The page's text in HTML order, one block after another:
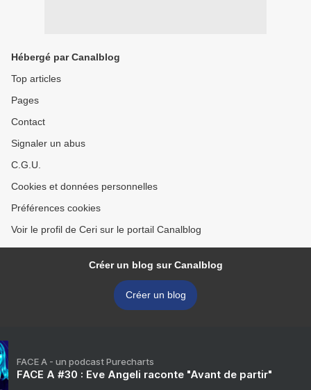
Hébergé par Canalblog
Top articles
Pages
Contact
Signaler un abus
C.G.U.
Cookies et données personnelles
Préférences cookies
Voir le profil de Ceri sur le portail Canalblog
Créer un blog sur Canalblog
Créer un blog
FACE A - un podcast Purecharts
FACE A #30 : Eve Angeli raconte "Avant de partir"